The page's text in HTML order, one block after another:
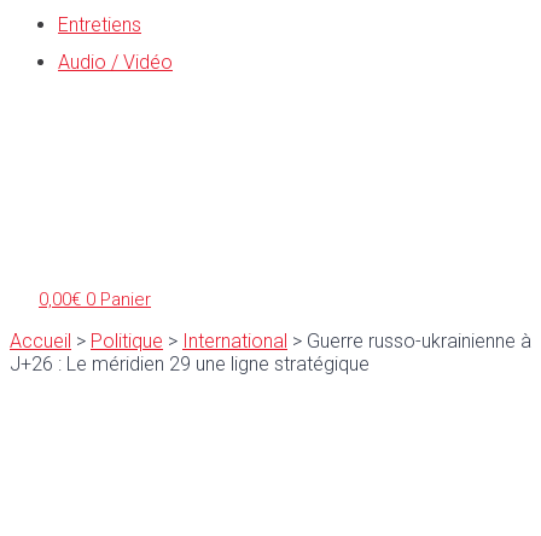
Entretiens
Audio / Vidéo
0,00€ 0 Panier
Accueil > Politique > International > Guerre russo-ukrainienne à
J+26 : Le méridien 29 une ligne stratégique